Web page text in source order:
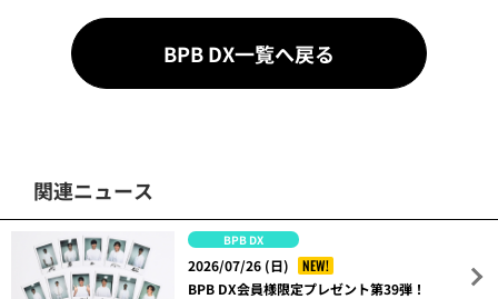
BPB DX一覧へ戻る
関連ニュース
BPB DX
2026/07/26 (日)
NEW!
BPB DX会員様限定プレゼント第39弾！